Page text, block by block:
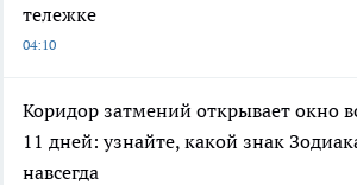
тележке
04:10
Коридор затмений открывает окно
11 дней: узнайте, какой знак
навсегда